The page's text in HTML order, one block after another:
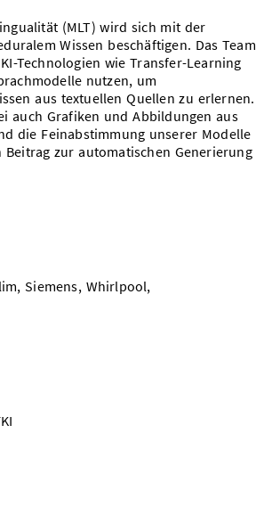
(MLT) wird sich mit der
Wissen beschäftigen. Das Team
Technologien wie Transfer-Learning
nutzen, um
aus textuellen Quellen zu erlernen.
auch Grafiken und Abbildungen aus
die Feinabstimmung unserer Modelle
zur automatischen Generierung
Siemens, Whirlpool,